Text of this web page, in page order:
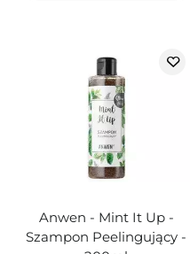
Anwen - Mint It Up -
Szampon Peelingujący -